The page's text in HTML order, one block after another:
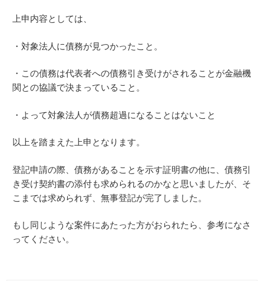
上申内容としては、
・対象法人に債務が見つかったこと。
・この債務は代表者への債務引き受けがされることが金融機
関との協議で決まっていること。
・よって対象法人が債務超過になることはないこと
以上を踏まえた上申となります。
登記申請の際、債務があることを示す証明書の他に、債務引
き受け契約書の添付も求められるのかなと思いましたが、そ
こまでは求められず、無事登記が完了しました。
もし同じような案件にあたった方がおられたら、参考になさ
ってください。